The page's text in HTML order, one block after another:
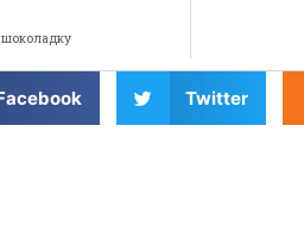
Twitter